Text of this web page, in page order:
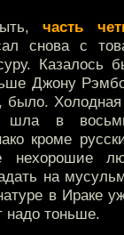
часть
снова с
Казалось
Джону
было.
шла в
кроме
нехорошие
на
в Ираке
надо тоньше.